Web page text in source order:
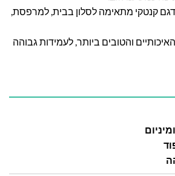
קנטקי מתאימה לסלון בבית, למרפסת,
והטובים ביותר, לעמידות גבוהה